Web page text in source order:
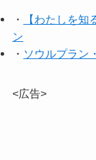
・
【わたしを
ン
・ ソウルプラン
<広告>